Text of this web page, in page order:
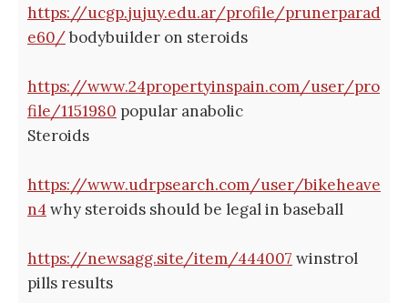
https://ucgp.jujuy.edu.ar/profile/prunerparad
e60/bodybuilder on steroids
https://www.24propertyinspain.com/user/pro
file/1151980 popular anabolic
Steroids
https://www.udrpsearch.com/user/bikeheave
n4 why steroids should be legal in baseball
https://newsagg.site/item/444007 winstrol
pills results